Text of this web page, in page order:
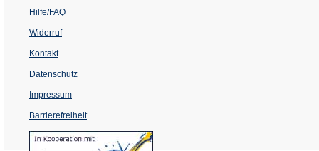
Hilfe/FAQ
Widerruf
Kontakt
Datenschutz
Impressum
Barrierefreiheit
(Öffnet
in